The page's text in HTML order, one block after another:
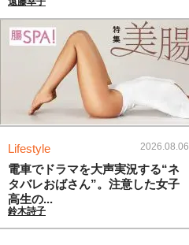
Lifestyle 2026.08.06
電車でドラマを大声実況する“ネ
タバレおばさん”。注意した女子
高生の...
鈴木詩子